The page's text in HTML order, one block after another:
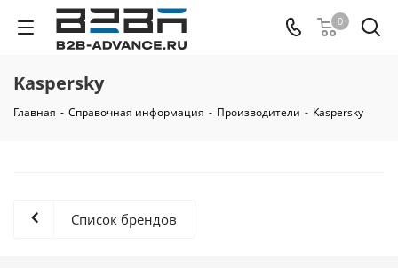
0
Kaspersky
Главная - Справочная информация - Производители - Kaspersky
Список брендов